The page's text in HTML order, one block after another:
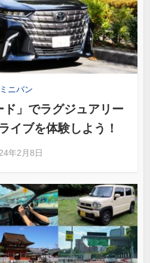
ミニバン
ド」でラグジュアリー
イブを体験しよう！
年2月8日